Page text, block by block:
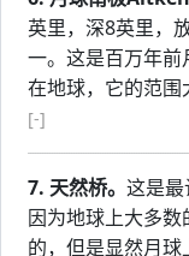
英里，深8英里，
一。这是百万年
在地球，它的范围
[-]
7. 天然桥。 这是最
因为地球上大多
的，但是显然月球